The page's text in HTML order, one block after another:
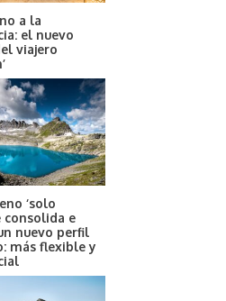
a la
el nuevo
viajero
‘solo
consolida e
nuevo perfil
más flexible y